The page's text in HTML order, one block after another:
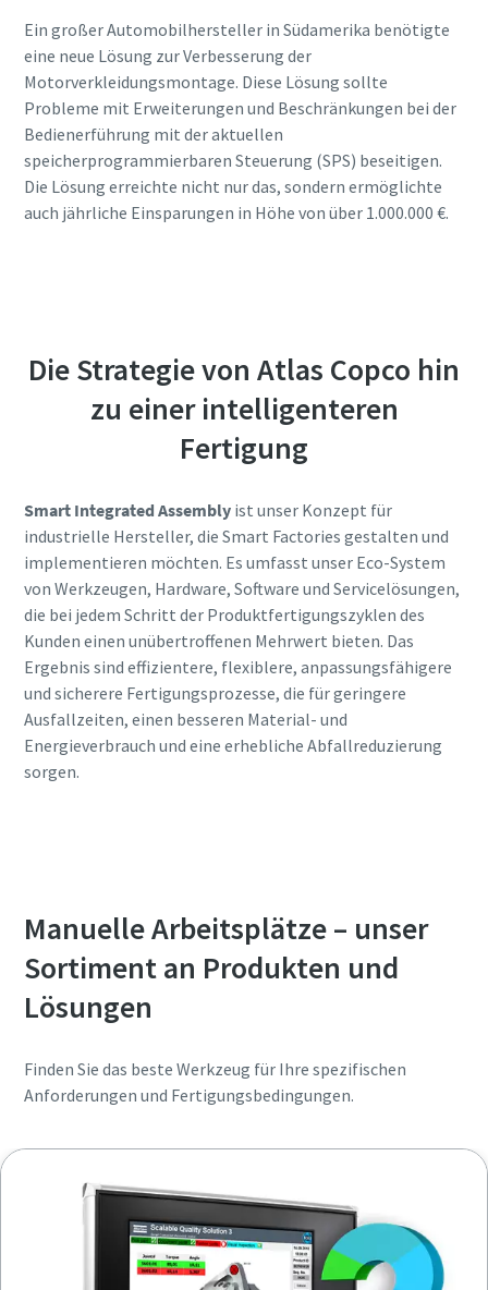
Ein großer Automobilhersteller in Südamerika benötigte
eine neue Lösung zur Verbesserung der
Motorverkleidungsmontage. Diese Lösung sollte
Probleme mit Erweiterungen und Beschränkungen bei der
Bedienerführung mit der aktuellen
speicherprogrammierbaren Steuerung (SPS) beseitigen.
Die Lösung erreichte nicht nur das, sondern ermöglichte
auch jährliche Einsparungen in Höhe von über 1.000.000 €.
Die Strategie von Atlas Copco hin
zu einer intelligenteren
Fertigung
Smart Integrated Assemblyist unser Konzept für
industrielle Hersteller, die Smart Factories gestalten und
implementieren möchten. Es umfasst unser Eco-System
von Werkzeugen, Hardware, Software und Servicelösungen,
die bei jedem Schritt der Produktfertigungszyklen des
Kunden einen unübertroffenen Mehrwert bieten. Das
Ergebnis sind effizientere, flexiblere, anpassungsfähigere
und sicherere Fertigungsprozesse, die für geringere
Ausfallzeiten, einen besseren Material- und
Energieverbrauch und eine erhebliche Abfallreduzierung
sorgen.
Manuelle Arbeitsplätze – unser
Sortiment an Produkten und
Lösungen
Finden Sie das beste Werkzeug für Ihre spezifischen
Anforderungen und Fertigungsbedingungen.